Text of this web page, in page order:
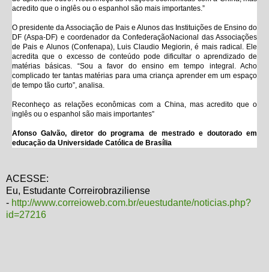
acredito que o inglês ou o espanhol são mais importantes.”
O presidente da Associação de Pais e Alunos das Instituições de Ensino do
DF (Aspa-DF) e coordenador da ConfederaçãoNacional das Associações
de Pais e Alunos (Confenapa), Luis Claudio Megiorin, é mais radical. Ele
acredita que o excesso de conteúdo pode dificultar o aprendizado de
matérias básicas. “Sou a favor do ensino em tempo integral. Acho
complicado ter tantas matérias para uma criança aprender em um espaço
de tempo tão curto”, analisa.
Reconheço as relações econômicas com a China, mas acredito que o
inglês ou o espanhol são mais importantes”
Afonso Galvão, diretor do programa de mestrado e doutorado em
educação da Universidade Católica de Brasília
ACESSE:
Eu, Estudante Correirobraziliense
- http://www.correioweb.com.br/euestudante/noticias.php?
id=27216